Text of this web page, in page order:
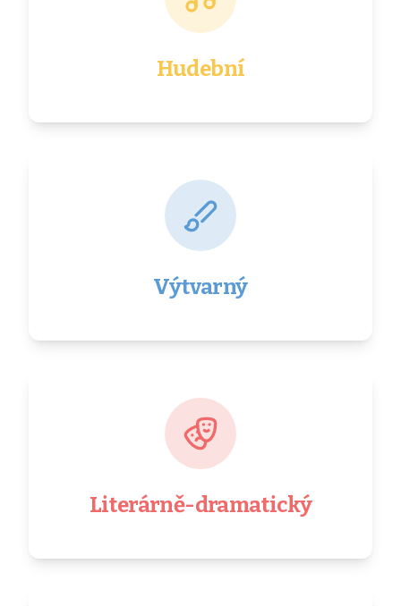
Hudební
Výtvarný
Literárně-dramatický